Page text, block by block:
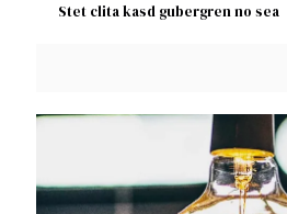
Stet clita kasd gubergren no sea